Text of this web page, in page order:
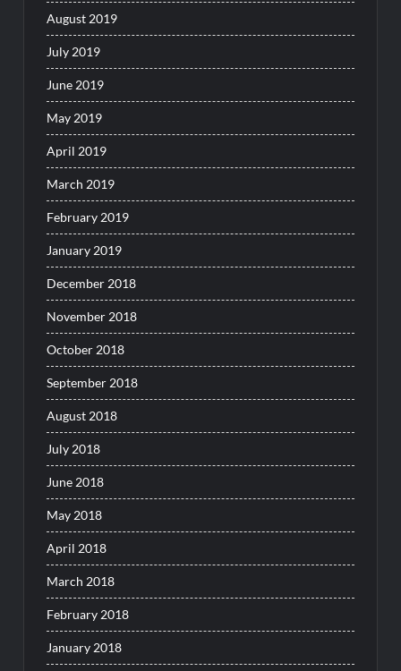
August 2019
July 2019
June 2019
May 2019
April 2019
March 2019
February 2019
January 2019
December 2018
November 2018
October 2018
September 2018
August 2018
July 2018
June 2018
May 2018
April 2018
March 2018
February 2018
January 2018